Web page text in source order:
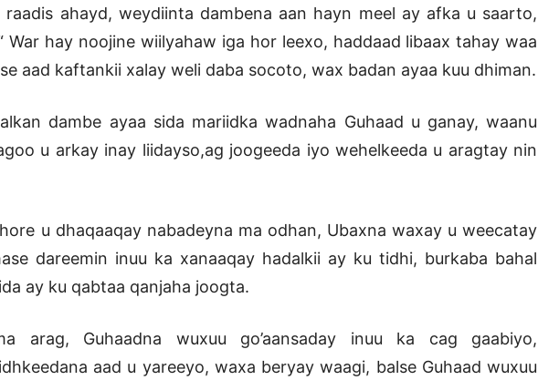
raadis ahayd, weydiinta dambena aan hayn meel ay afka u saarto,
War hay noojine wiilyahaw iga hor leexo, haddaad libaax tahay waa
aad kaftankii xalay weli daba socoto, wax badan ayaa kuu dhiman.
dambe ayaa sida mariidka wadnaha Guhaad u ganay, waanu
u arkay inay liidayso,ag joogeeda iyo wehelkeeda u aragtay nin
u dhaqaaqay nabadeyna ma odhan, Ubaxna waxay u weecatay
dareemin inuu ka xanaaqay hadalkii ay ku tidhi, burkaba bahal
ay ku qabtaa qanjaha joogta.
arag, Guhaadna wuxuu go’aansaday inuu ka cag gaabiyo,
aad u yareeyo, waxa beryay waagi, balse Guhaad wuxuu